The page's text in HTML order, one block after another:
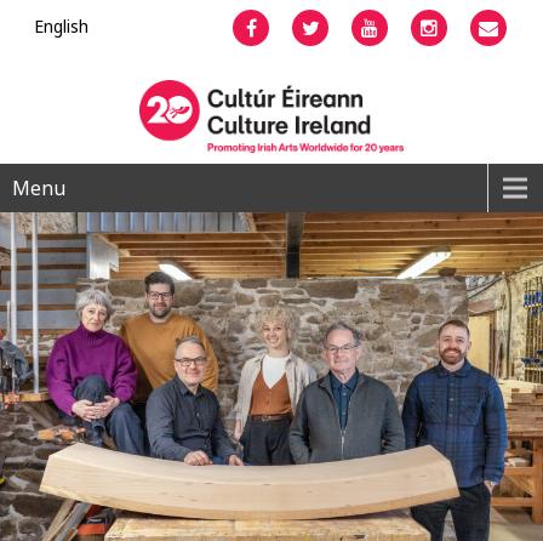
FacebookTwitter YouTubeInstagram
English
Menu